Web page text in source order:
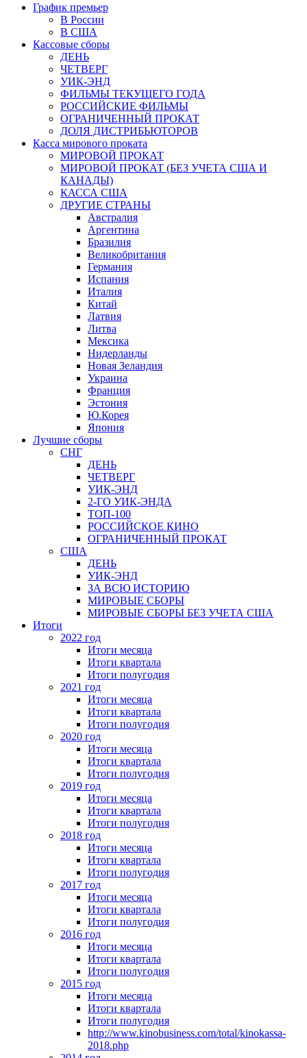
График премьер
В России
В США
Кассовые сборы
ДЕНЬ
ЧЕТВЕРГ
УИК-ЭНД
ФИЛЬМЫ ТЕКУЩЕГО ГОДА
РОССИЙСКИЕ ФИЛЬМЫ
ОГРАНИЧЕННЫЙ ПРОКАТ
ДОЛЯ ДИСТРИБЬЮТОРОВ
Касса мирового проката
МИРОВОЙ ПРОКАТ
МИРОВОЙ ПРОКАТ (БЕЗ УЧЕТА США И
КАНАДЫ)
КАССА США
ДРУГИЕ СТРАНЫ
Австралия
Аргентина
Бразилия
Великобритания
Германия
Испания
Италия
Китай
Латвия
Литва
Мексика
Нидерланды
Новая Зеландия
Украина
Франция
Эстония
Ю.Корея
Япония
Лучшие сборы
СНГ
ДЕНЬ
ЧЕТВЕРГ
УИК-ЭНД
2-ГО УИК-ЭНДА
ТОП-100
РОССИЙСКОЕ КИНО
ОГРАНИЧЕННЫЙ ПРОКАТ
США
ДЕНЬ
УИК-ЭНД
ЗА ВСЮ ИСТОРИЮ
МИРОВЫЕ СБОРЫ
МИРОВЫЕ СБОРЫ БЕЗ УЧЕТА США
Итоги
2022 год
Итоги месяца
Итоги квартала
Итоги полугодия
2021 год
Итоги месяца
Итоги квартала
Итоги полугодия
2020 год
Итоги месяца
Итоги квартала
Итоги полугодия
2019 год
Итоги месяца
Итоги квартала
Итоги полугодия
2018 год
Итоги месяца
Итоги квартала
Итоги полугодия
2017 год
Итоги месяца
Итоги квартала
Итоги полугодия
2016 год
Итоги месяца
Итоги квартала
Итоги полугодия
2015 год
Итоги месяца
Итоги квартала
Итоги полугодия
http://www.kinobusiness.com/total/kinokassa-
2018.php